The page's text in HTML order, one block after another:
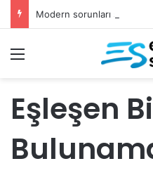
Modern sorunları sadece
Menü
Eşleşen